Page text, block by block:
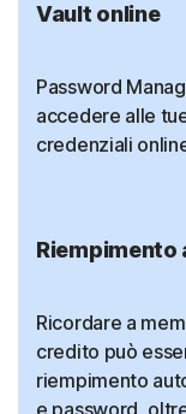
Vault online
Password
accedere alle
credenziali
Ricordare a
credito può
riempimento
e password,